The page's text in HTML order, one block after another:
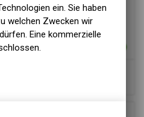
ein. Sie haben
welchen Zwecken wir
Eine kommerzielle